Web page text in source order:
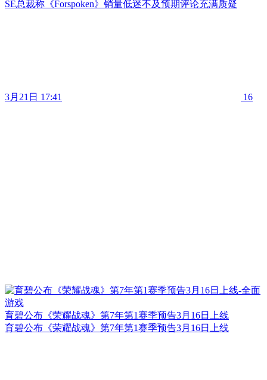
SE总裁称《Forspoken》销量低迷不及预期评论充满质疑
3月21日 17:41 16
育碧公布《荣耀战魂》第7年第1赛季预告3月16日上线
育碧公布《荣耀战魂》第7年第1赛季预告3月16日上线